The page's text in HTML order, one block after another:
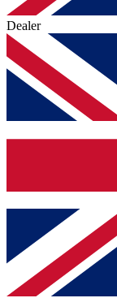
Dealer